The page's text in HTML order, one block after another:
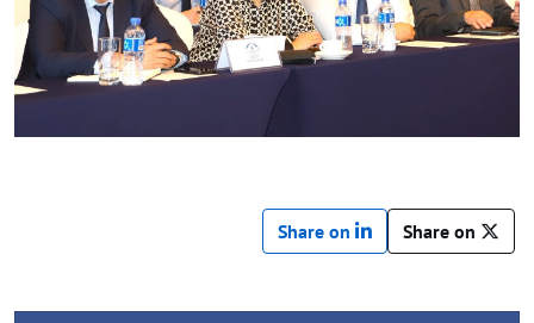
Share on Share on